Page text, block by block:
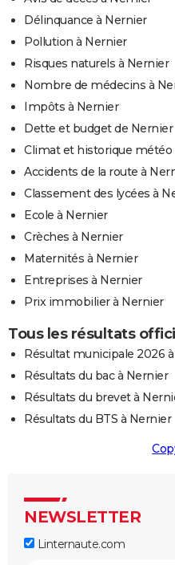
Délinquance à Nernier
Pollution à Nernier
Risques naturels à Nernier
Nombre de médecins à
Impôts à Nernier
Dette et budget de Nernier
Climat et historique météo
Accidents de la route à
Classement des lycées à
Ecole à Nernier
Crèches à Nernier
Maternités à Nernier
Entreprises à Nernier
Prix immobilier à Nernier
Tous les résultats
Résultat municipale 2026
Résultats du bac à Nernier
Résultats du brevet à
Résultats du BTS à Nernier
NEWSLETTER
Linternaute.com